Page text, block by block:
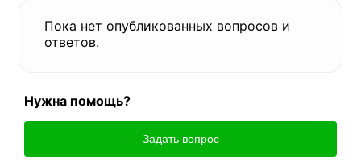
Пока нет опубликованных вопросов и
ответов.
Нужна помощь?
Задать вопрос